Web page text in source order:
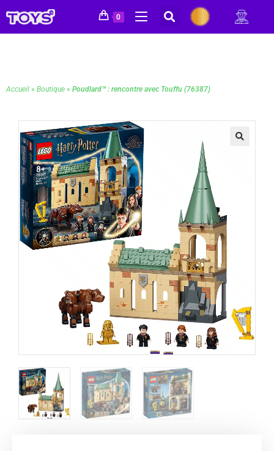
0
Accueil » Boutique » Poudlard™ : rencontre avec Touffu (76387)